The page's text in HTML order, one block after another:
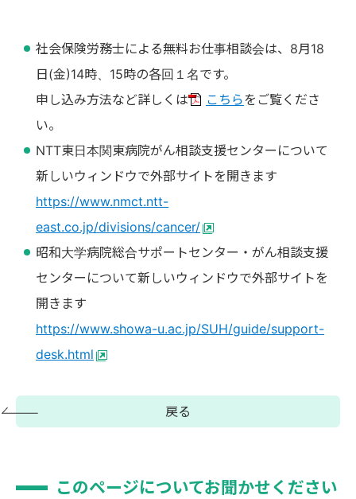
社会保険労務士による無料お仕事相談会は、8月18
日(金)14時、15時の各回１名です。
申し込み方法など詳しくは
こちらをご覧くださ
い。
NTT東日本関東病院がん相談支援センターについて
新しいウィンドウで外部サイトを開きます
https://www.nmct.ntt-
east.co.jp/divisions/cancer/
昭和大学病院総合サポートセンター・がん相談支援
センターについて新しいウィンドウで外部サイトを
開きます
https://www.showa-u.ac.jp/SUH/guide/support-
desk.html
戻る
このページについてお聞かせください